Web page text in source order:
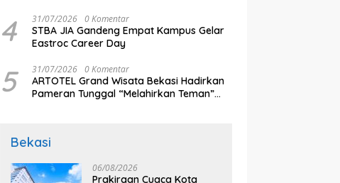
4 31/07/2026 0 Komentar
STBA JIA Gandeng Empat Kampus Gelar
Eastroc Career Day
5 31/07/2026 0 Komentar
ARTOTEL Grand Wisata Bekasi Hadirkan
Pameran Tunggal “Melahirkan Teman”
Bekasi
06/08/2026
Prakiraan Cuaca Kota